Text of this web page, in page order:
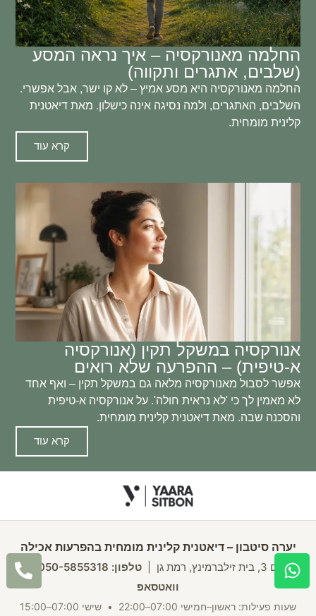
החלמה מאנורקסיה – איך נראה המסע
(שלבים, אתגרים ותקווה)
החלמה מאנורקסיה היא מסע אמיץ – לא קו ישר, אבל אפשרי.
השלבים, האתגרים, ולמה נסיגה אינה כישלון. מאת דיאטנית
קלינית מומחית.
קרא עוד
אנורקסיה במשקל תקין (אנורקסיה
א-טיפית) – ההפרעה שלא רואים
אפשר לסבול מאנורקסיה מלאה גם במשקל תקין – ואף אחד
לא מאמין לך כי 'לא נראית חולה'. על אנורקסיה א-טיפית
והסכנה שבה. מאת דיאטנית קלינית מומחית.
קרא עוד
יערה סיטבון – דיאטנית קלינית מומחית בהפרעות אכילה
שלם 3, בית זילברמינץ, רמת גן |טלפון: 050-5855318
וואטסאפ
שעות פעילות: ראשון–חמישי 07:00–22:00 • שישי 07:00–15:00